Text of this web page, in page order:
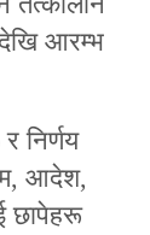
आरम्भ
निर्णय
आदेश,
छापेहरू